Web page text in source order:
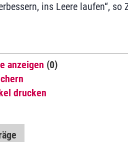
ins Leere laufen“,
anzeigen (0)
drucken